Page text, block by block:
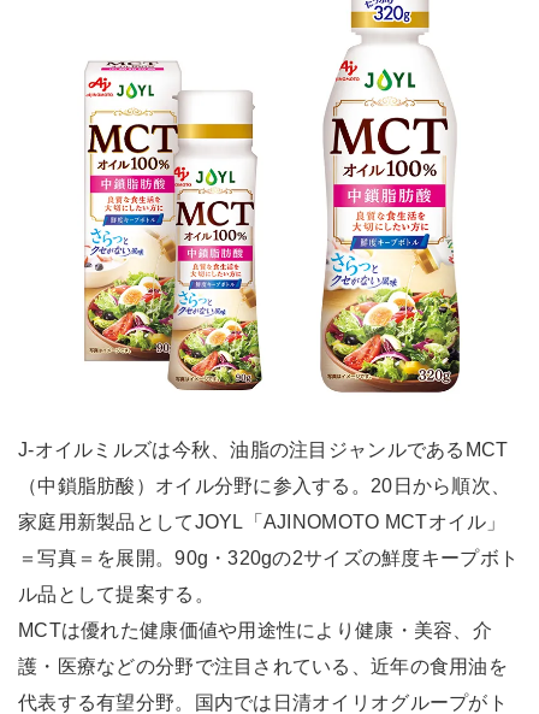
J-オイルミルズは今秋、油脂の注目ジャンルであるMCT
（中鎖脂肪酸）オイル分野に参入する。20日から順次、
家庭用新製品としてJOYL「AJINOMOTO MCTオイル」
＝写真＝を展開。90g・320gの2サイズの鮮度キープボト
ル品として提案する。
MCTは優れた健康価値や用途性により健康・美容、介
護・医療などの分野で注目されている、近年の食用油を
代表する有望分野。国内では日清オイリオグループがト